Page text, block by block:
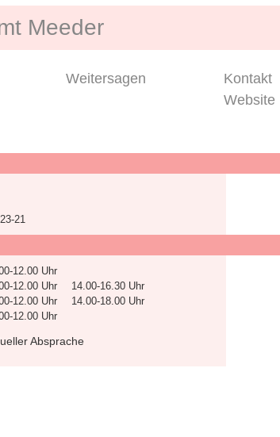
Meeder
Weitersagen
Kontakt
Website
21
12.00 Uhr
12.00 Uhr
14.00-16.30 Uhr
12.00 Uhr
14.00-18.00 Uhr
12.00 Uhr
Absprache